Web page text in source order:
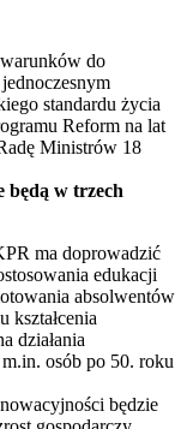
do
standardu życia
Reform na lat
Ministrów 18
będą w trzech
ma doprowadzić
edukacji
absolwentów
kształcenia
działania
osób po 50. roku
będzie